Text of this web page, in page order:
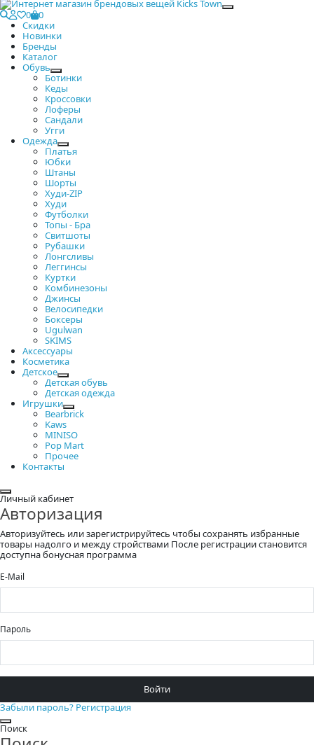
Закрыть
0
0
Скидки
Новинки
Бренды
Каталог
Обувь
Ботинки
Кеды
Кроссовки
Лоферы
Сандали
Угги
Одежда
Платья
Юбки
Штаны
Шорты
Худи-ZIP
Худи
Футболки
Топы - Бра
Свитшоты
Рубашки
Лонгсливы
Леггинсы
Куртки
Комбинезоны
Джинсы
Велосипедки
Боксеры
Ugulwan
SKIMS
Аксессуары
Косметика
Детское
Детская обувь
Детская одежда
Игрушки
Bearbrick
Kaws
MINISO
Pop Mart
Прочее
Контакты
Закрыть
Личный кабинет
Авторизация
Авторизуйтесь или зарегистрируйтесь чтобы сохранять избранные
товары надолго и между стройствами После регистрации становится
доступна бонусная программа
E-Mail
Пароль
Войти
Забыли пароль? Регистрация
Закрыть
Поиск